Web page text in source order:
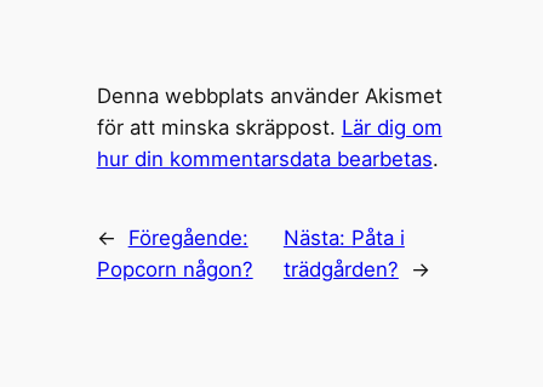
Denna webbplats använder Akismet
för att minska skräppost. Lär dig om
hur din kommentarsdata bearbetas.
←
Föregående:
Popcorn någon?
Nästa: Påta i
trädgården?
→